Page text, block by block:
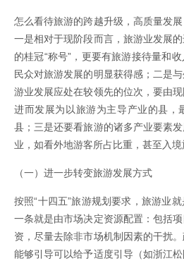
怎么看待旅游的跨越升级，高质量发
一是相对于现阶段而言，旅游业发展
的桂冠“称号”，更要有旅游接待量和
民众对旅游发展的明显获得感；二是
游业发展应处在较领先的位次，要由
进而发展为以旅游为主导产业的县，
县；三是还要看旅游的诸多产业要素
业，如看外地游客所占比重，甚至入境
（一）进一步转变旅游发展方式
按照“十四五”旅游规划要求，旅游业
一条就是由市场决定资源配置：包括
资，尽量去除非市场机制因素的干扰
能够引导可以给予适度引导（如浙江